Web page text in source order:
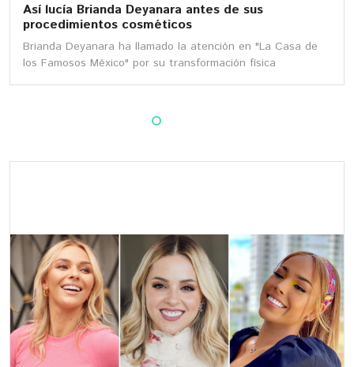
Así lucía Brianda Deyanara antes de sus
procedimientos cosméticos
Brianda Deyanara ha llamado la atención en "La Casa de
los Famosos México" por su transformación física